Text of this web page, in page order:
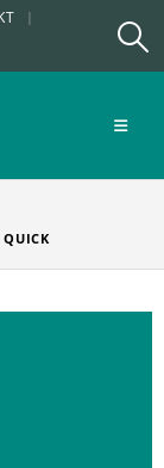
QUICK